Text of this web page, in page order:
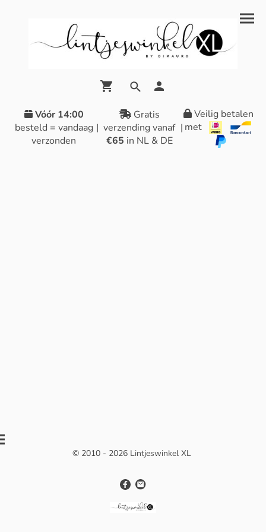
Vóór 14:00
besteld = vandaag
verzonden
|
Gratis
verzending vanaf
€65 in NL & DE
|
Veilig betalen
met
© 2010 - 2026 Lintjeswinkel XL